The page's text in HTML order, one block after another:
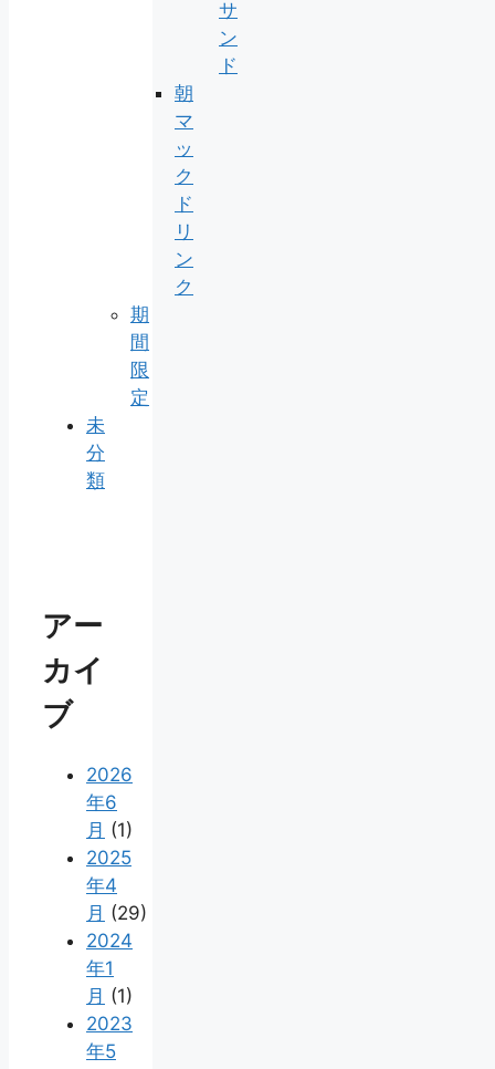
サ
ン
ド
朝
マ
ッ
ク
ド
リ
ン
ク
期
間
限
定
未
分
類
アー
カイ
ブ
2026
年6
月 (1)
2025
年4
月 (29)
2024
年1
月 (1)
2023
年5